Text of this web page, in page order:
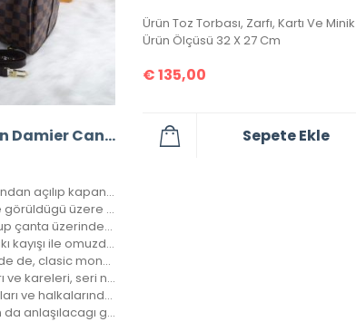
A+ Louis Vuitton Damier Canvas Bandouliere Speedy 30’Luk Vejital Deri
Çanta her iki taraftandan açılıp kapanabilir.
Elçikleri resim de de görüldügü üzere kilitlenebilir.
Orjinali ile birebir olup çanta üzerindeki desen sayısı orjinalinde ki ile aynıdır.
Çanta vejital deri askı kayışı ile omuzda, çarpraz ve düz taşınabilir.
Çanta kareli modelde de, clasic monogramlı modelde de, orjinalinde ki kare sayısı ile çantamızdaki kare sayıları eşittir.
Louıs Vuitton logoları ve kareleri, seri numarası, bozuk para cebi ile birebir aynıdır.
Askı kayışının kancaları ve halkalarında louis vuitton yazıları mevcuttur ve metal aksamları altın banyodur.
Altın banyo adından da anlaşılacagı gibi, kaplamanın en kaliteli olanıdır. Ömürlüktür, kararma yapmaz.
Ürün Ölçüsü 32 X 27 Cm
€135,00
Sepete Ekle